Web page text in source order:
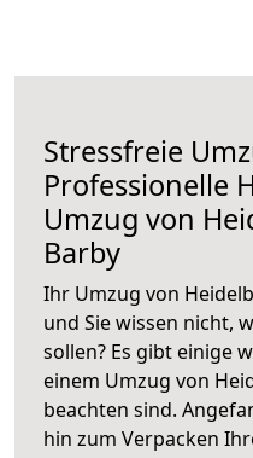
Stressfreie
Professionelle
Umzug von
Barby
Ihr Umzug von
und Sie wissen nicht,
sollen? Es gibt einige
einem Umzug von
beachten sind.
hin zum Verpacken